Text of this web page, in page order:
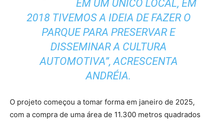
EM UM ÚNICO LOCAL, EM
2018 TIVEMOS A IDEIA DE FAZER O
PARQUE PARA PRESERVAR E
DISSEMINAR A CULTURA
AUTOMOTIVA”, ACRESCENTA
ANDRÉIA.
O projeto começou a tomar forma em janeiro de 2025,
com a compra de uma área de 11.300 metros quadrados